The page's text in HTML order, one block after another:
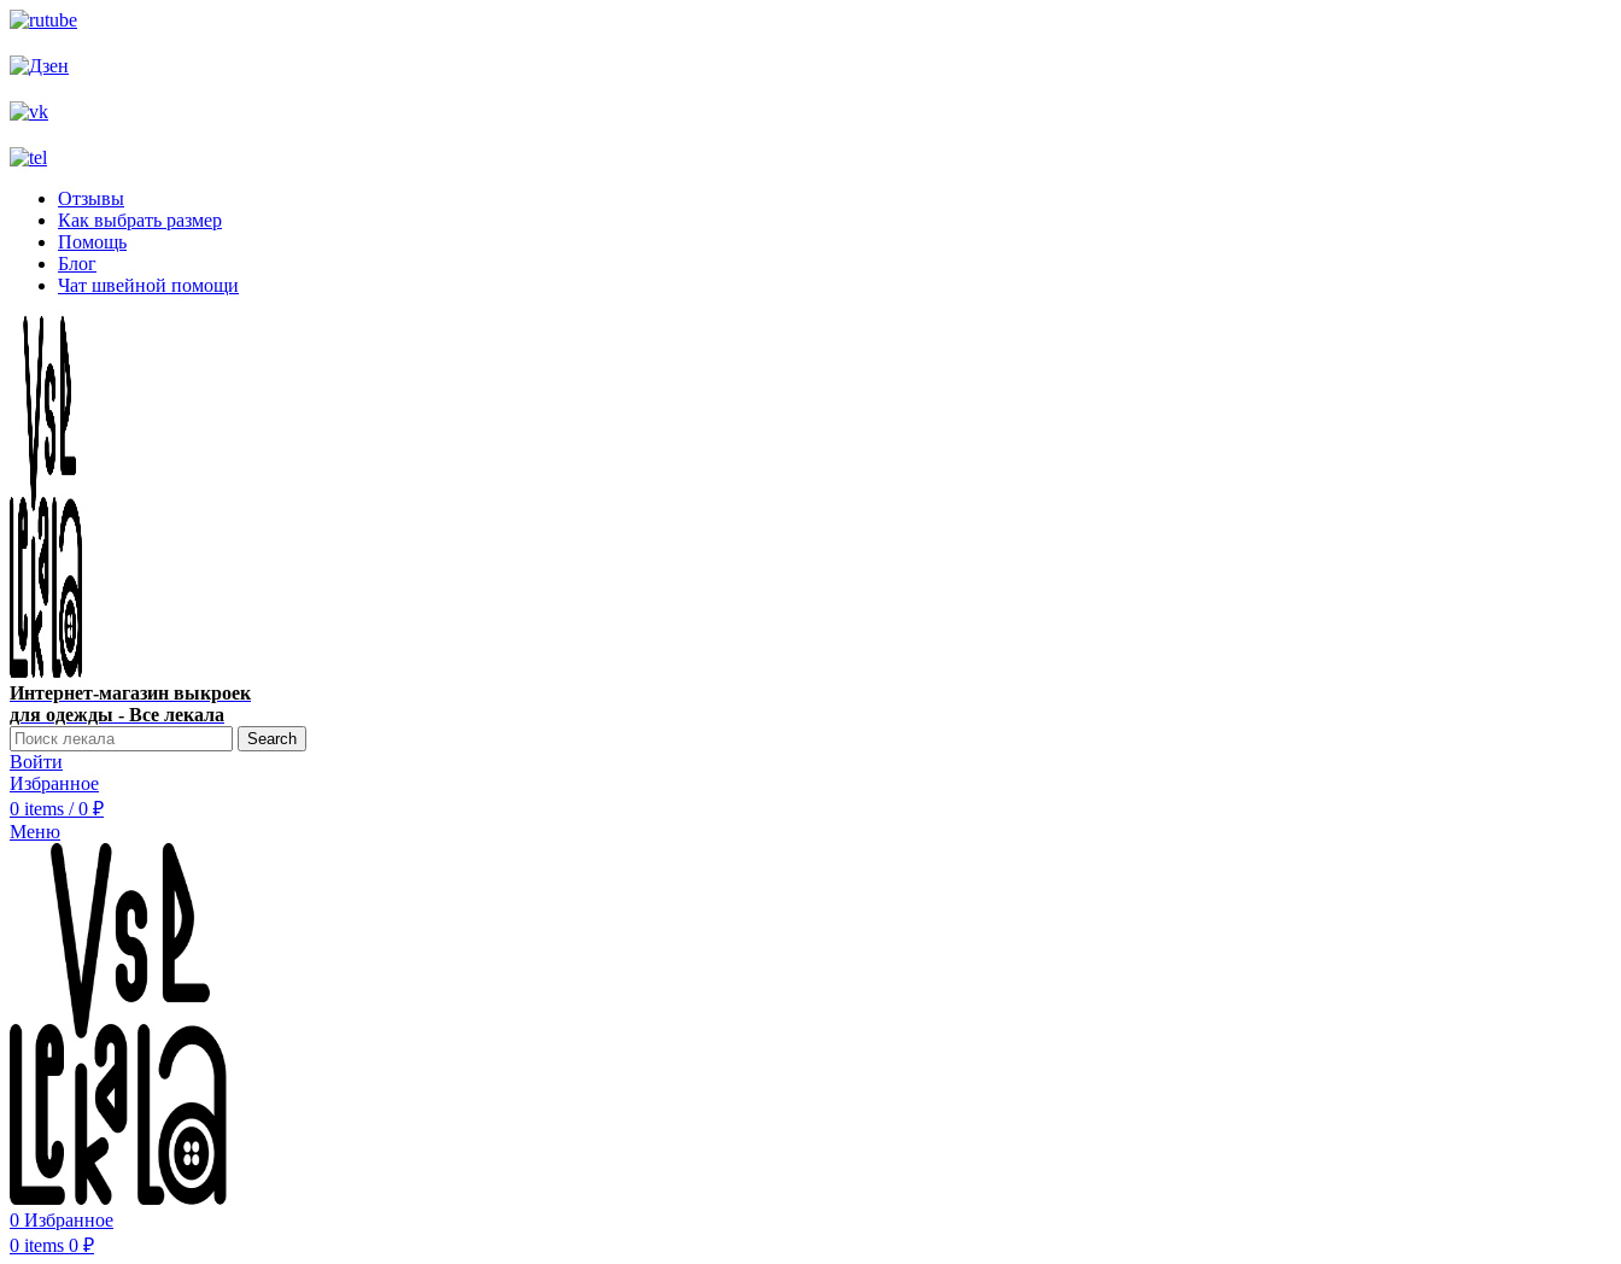
Отзывы
Как выбрать размер
Помощь
Блог
Чат швейной помощи
Интернет-магазин выкроек
для одежды - Все лекала
Search
Войти
Избранное
0 items / 0 ₽
Меню
0 Избранное
0 items 0 ₽